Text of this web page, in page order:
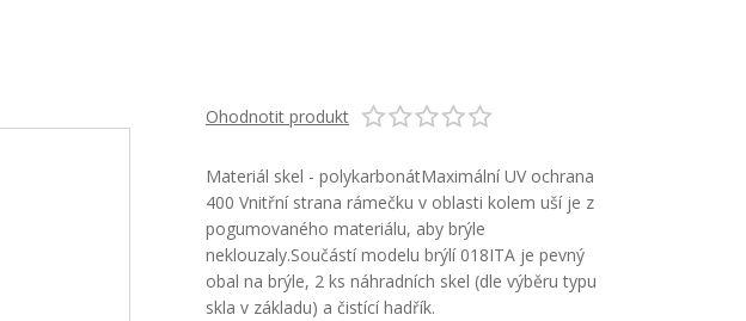
Ohodnotit produkt
Materiál skel - polykarbonátMaximální UV ochrana
400 Vnitřní strana rámečku v oblasti kolem uší je z
pogumovaného materiálu, aby brýle
neklouzaly.Součástí modelu brýlí 018ITA je pevný
obal na brýle, 2 ks náhradních skel (dle výběru typu
skla v základu) a čistící hadřík.